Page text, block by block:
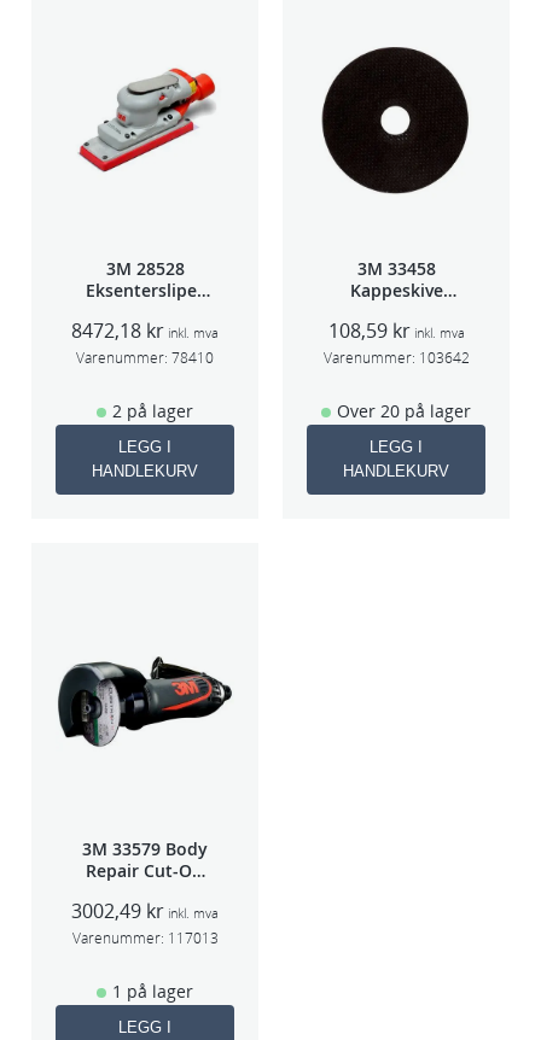
3M 28528
Eksentersliper
3mm slag
70×198
8472,18 kr inkl. mva
Varenummer: 78410
2 på lager
LEGG I
HANDLEKURV
3M 33458
Kappeskive
5stk/pk pris/stk
108,59 kr inkl. mva
Varenummer: 103642
Over 20 på lager
LEGG I
HANDLEKURV
3M 33579 Body
Repair Cut-Off
75mm
3002,49 kr inkl. mva
Varenummer: 117013
1 på lager
LEGG I